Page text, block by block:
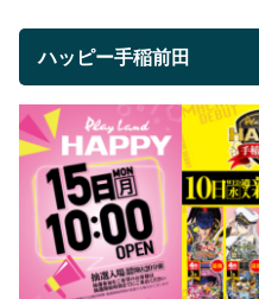
ハッピー手稲前田